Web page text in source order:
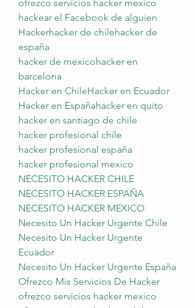
ofrezco servicios hacker mexico
hackear el Facebook de alguien
Hackerhacker de chilehacker de
españa
hacker de mexicohacker en
barcelona
Hacker en ChileHacker en Ecuador
Hacker en Españahacker en quito
hacker en santiago de chile
hacker profesional chile
hacker profesional españa
hacker profesional mexico
NECESITO HACKER CHILE
NECESITO HACKER ESPAÑA
NECESITO HACKER MEXICO
Necesito Un Hacker Urgente Chile
Necesito Un Hacker Urgente
Ecuador
Necesito Un Hacker Urgente España
Ofrezco Mis Servicios De Hacker
ofrezco servicios hacker mexico